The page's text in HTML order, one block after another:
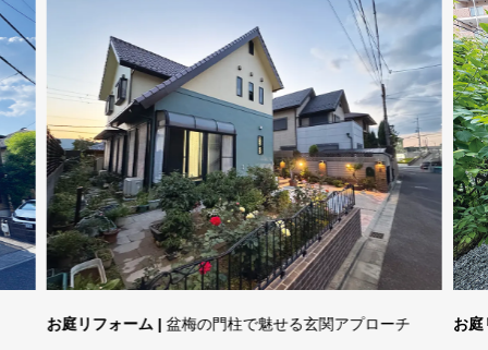
お庭リフォーム |盆梅の門柱で魅せる玄関アプローチ お